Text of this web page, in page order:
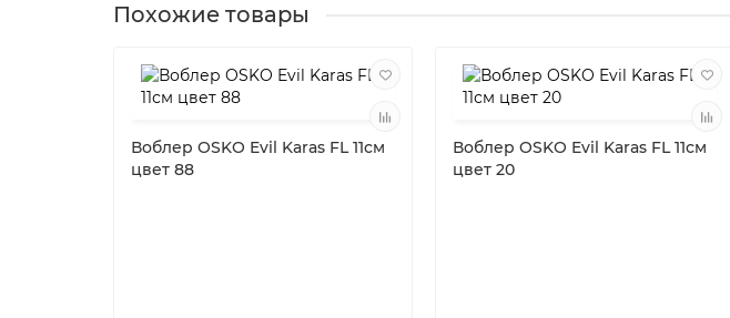
Похожие товары
Воблер OSKO Evil Karas FL 11см
цвет 88
Воблер OSKO Evil Karas FL 11см
цвет 20